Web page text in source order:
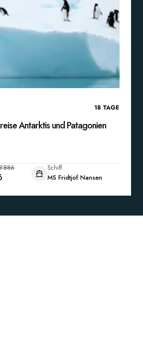
18 TAGE
Antarktis und Patagonien
Schiff
MS Fridtjof Nansen